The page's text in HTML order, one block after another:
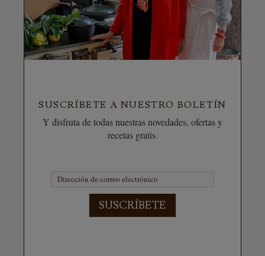
SUSCRÍBETE A NUESTRO BOLETÍN
Y disfruta de todas nuestras novedades, ofertas y
recetas gratis.
SUSCRÍBETE